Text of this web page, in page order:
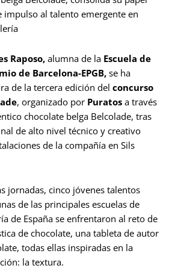
al talento emergente en
Raposo,alumna de la Escuela de
de Barcelona-EPGB, se ha
de la tercera edición del concurso
, organizado por Puratos a través
chocolate belga Belcolade, tras
de alto nivel técnico y creativo
de la compañía en Sils
jornadas, cinco jóvenes talentos
de las principales escuelas de
de España se enfrentaron al reto de
de chocolate, una tableta de autor
todas ellas inspiradas en la
la textura.